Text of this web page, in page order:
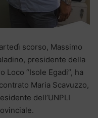
scorso, Massimo
presidente della
Loco “Isole Egadi”, ha
Maria Scavuzzo,
dell’UNPLI